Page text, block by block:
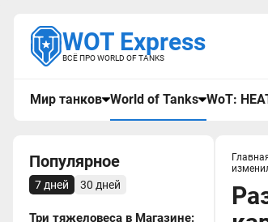
WOT Express
ВСЁ ПРО WORLD OF TANKS
Мир танков World of Tanks WoT:
Популярное
7 дней 30 дней
Три тяжеловеса в Магазине: